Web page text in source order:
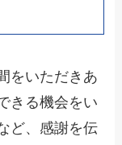
をいただきあ
きる機会をい
ど、感謝を伝